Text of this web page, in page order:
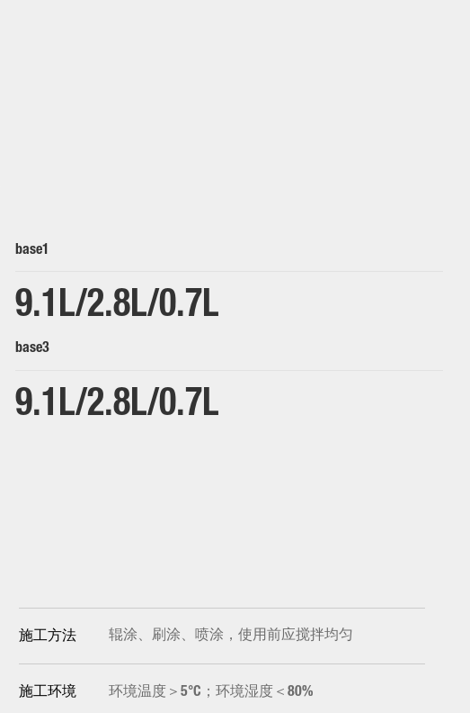
base1
9.1L 2.8L 0.7L
base3
9.1L 2.8L 0.7L
施工方法 辊涂、刷涂、喷涂，使用前应搅拌均匀
施工环境 环境温度＞5°C；环境湿度＜80%